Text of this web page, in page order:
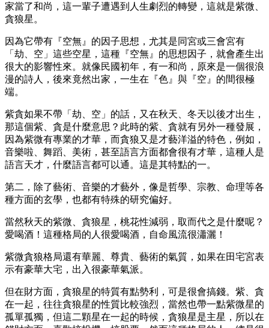
家當了和尚，這一輩子遭遇到人生劇烈的轉變，這就是紫微、
貪狼星。
因為它帶有『空無』的因子思想，尤其是同宮或三會宮有
「劫、空」這些空星，這種『空無』的思想因子，就會產生出
很大的影響性來。就像民國初年，有一和尚，原來是一個很浪
漫的詩人，後來竟然出家，一生在『色』與『空』的間很極
端。
紫貪如果不帶「劫、空」的話，又在秋天、冬天以後才出生，
那這個紫、貪是什麼意思？此時的紫、貪就有另外一種發展，
因為紫微有專業的才華，而貪狼又是才藝洋溢的特色，例如，
音樂啦、舞蹈、美術，甚至語言方面都會很有才華，這種人是
語言天才，什麼語言都可以通。這是其特點的一。
第二，除了藝術、音樂的才藝外，像是哲學、宗教、命理等各
種方面的玄學，也都有特殊的研究偏好。
當然秋天的紫微、貪狼星，桃花性減弱，取而代之是什麼呢？
愛喝酒！這種格局的人很愛喝酒，自命風流很瀟灑！
紫微貪狼格局還有華麗、尊貴、藝術的氣質，如果在田宅宮表
示有豪華大宅，出入很豪華氣派。
但在財方面，貪狼星的特質有點勢利，可是很會搞錢。紫、貪
在一起，往往貪狼星的性質比較強烈，當然也帶一點紫微星的
孤單孤獨，但這二顆星在一起的時候，貪狼星是主星，所以在